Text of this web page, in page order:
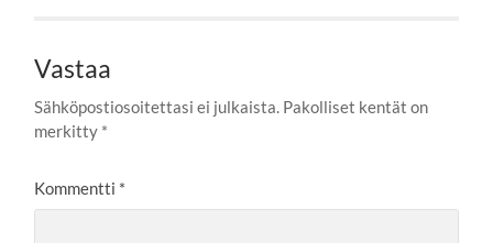
Vastaa
Sähköpostiosoitettasi ei julkaista. Pakolliset kentät on
merkitty *
Kommentti *